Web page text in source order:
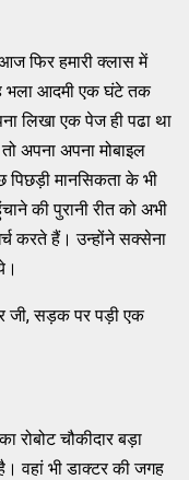
फिर हमारी क्‍लास में
भला आदमी एक घंटे तक
लिखा एक पेज ही पढा था
अपना अपना मोबाइल
मानसिकता के भी
की पुरानी रीत को अभी
करते हैं। उन्‍होंने सक्‍सेना
जी, सड़क पर पड़ी एक
रोबोट चौकीदार बड़ा
वहां भी डाक्‍टर की जगह